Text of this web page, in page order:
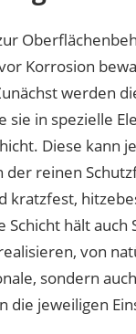
Korrosion
werden
in spezielle
Diese kann
reinen
kratzfest,
hält auch
von
sondern
die jeweiligen